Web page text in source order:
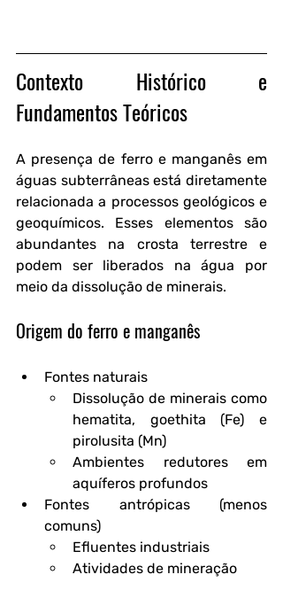
Contexto Histórico e
Fundamentos Teóricos
A presença de ferro e manganês em
águas subterrâneas está diretamente
relacionada a processos geológicos e
geoquímicos. Esses elementos são
abundantes na crosta terrestre e
podem ser liberados na água por
meio da dissolução de minerais.
Origem do ferro e manganês
Fontes naturais
Dissolução de minerais como
hematita, goethita (Fe) e
pirolusita (Mn)
Ambientes redutores em
aquíferos profundos
Fontes antrópicas (menos
comuns)
Efluentes industriais
Atividades de mineração